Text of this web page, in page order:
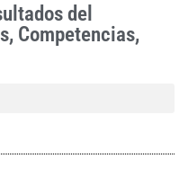
del
Competencias,